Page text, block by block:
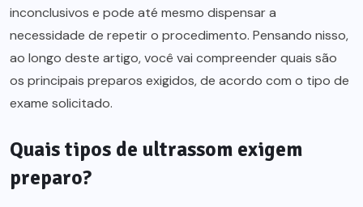
inconclusivos e pode até mesmo dispensar a
necessidade de repetir o procedimento. Pensando nisso,
ao longo deste artigo, você vai compreender quais são
os principais preparos exigidos, de acordo com o tipo de
exame solicitado.
Quais tipos de ultrassom exigem
preparo?